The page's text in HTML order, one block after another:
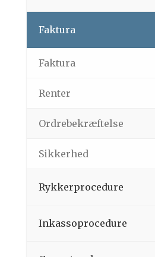
Faktura
Faktura
Renter
Ordrebekræftelse
Sikkerhed
Rykkerprocedure
Inkassoprocedure